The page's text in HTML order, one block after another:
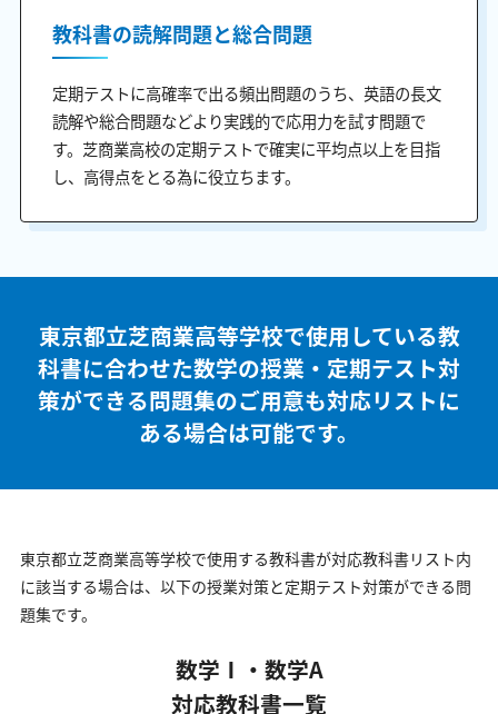
教科書の読解問題と総合問題
定期テストに高確率で出る頻出問題のうち、英語の長文
読解や総合問題などより実践的で応用力を試す問題で
す。芝商業高校の定期テストで確実に平均点以上を目指
し、高得点をとる為に役立ちます。
東京都立芝商業高等学校で使用している教
科書に合わせた数学の授業・定期テスト対
策ができる問題集のご用意も対応リストに
ある場合は可能です。
東京都立芝商業高等学校で使用する教科書が対応教科書リスト内
に該当する場合は、以下の授業対策と定期テスト対策ができる問
題集です。
数学Ⅰ・数学A
対応教科書一覧